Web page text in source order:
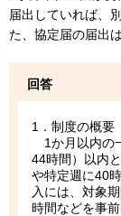
届出していれば、
た、協定届の届出
回答
1．制度の概要
1か月以内の
44時間）以内
や特定週に40
入には、対象
時間などを事